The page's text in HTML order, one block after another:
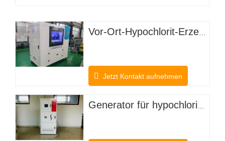
Vor-Ort-Hypochlorit-Erzeugungssystem
Jetzt Kontakt aufnehmen
Generator für hypochlorige Säure zur Desodorierung von Nutztieren